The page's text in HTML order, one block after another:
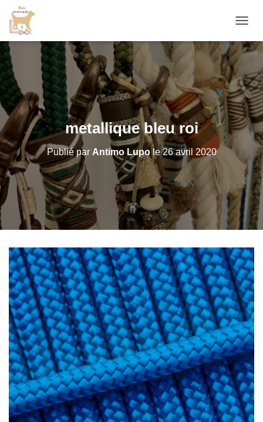
É
P
E
R
L
A
N
I
G
A
T
O
N
metallique bleu roi
Publié par Antimo Lupole26 avril 2020